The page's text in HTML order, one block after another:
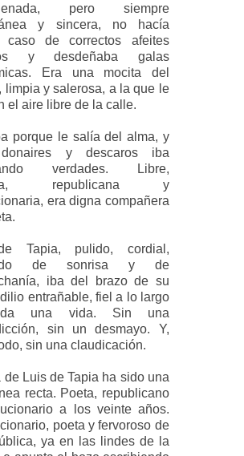
pero siempre
y sincera, no hacía
caso de correctos afeites
y desdeñaba galas
Era una mocita del
limpia y salerosa, a la que le
el aire libre de la calle.
porque le salía del alma, y
y descaros iba
verdades. Libre,
republicana y
era digna compañera
Tapia, pulido, cordial,
de sonrisa y de
iba del brazo de su
entrañable, fiel a lo largo
una vida. Sin una
sin un desmayo. Y,
sin una claudicación.
de Luis de Tapia ha sido una
recta. Poeta, republicano
a los veinte años.
poeta y fervoroso de
ya en las lindes de la